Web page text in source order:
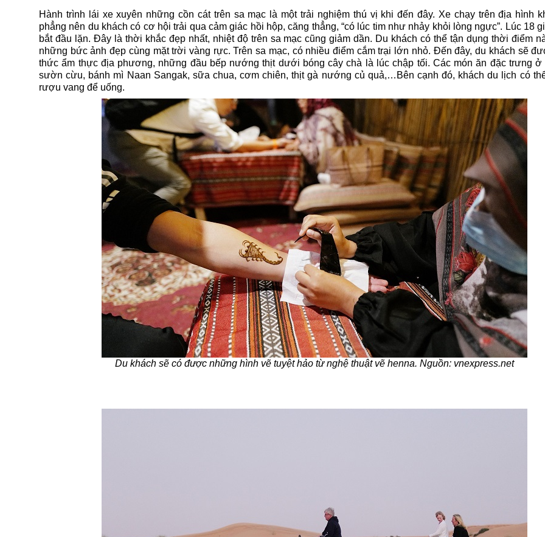
Hành trình lái xe xuyên những cồn cát trên sa mạc là một trải nghiệm thú vị khi đến đây. Xe chạy trên địa hình
phẳng nên du khách có cơ hội trải qua cảm giác hồi hộp, căng thẳng, “có lúc tim như nhảy khỏi lòng ngực”. Lúc 18
bắt đầu lặn. Đây là thời khắc đẹp nhất, nhiệt độ trên sa mạc cũng giảm dần. Du khách có thể tận dụng thời điểm
những bức ảnh đẹp cùng mặt trời vàng rực. Trên sa mạc, có nhiều điểm cắm trại lớn nhỏ. Đến đây, du khách sẽ
thức ẩm thực địa phương, những đầu bếp nướng thịt dưới bóng cây chà là lúc chập tối. Các món ăn đặc trưng
sườn cừu, bánh mì Naan Sangak, sữa chua, cơm chiên, thịt gà nướng củ quả,…Bên cạnh đó, khách du lịch có
rượu vang để uống.
Du khách sẽ có được những hìnhvẽ tuyệt hảo từ nghệ thuật vẽ henna. Nguồn: vnexpress.net